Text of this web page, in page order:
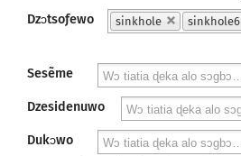
Dzɔtsoƒewo sinkhole
sinkhole6
Sesẽme
Dzesidenuwo
Dukɔwo